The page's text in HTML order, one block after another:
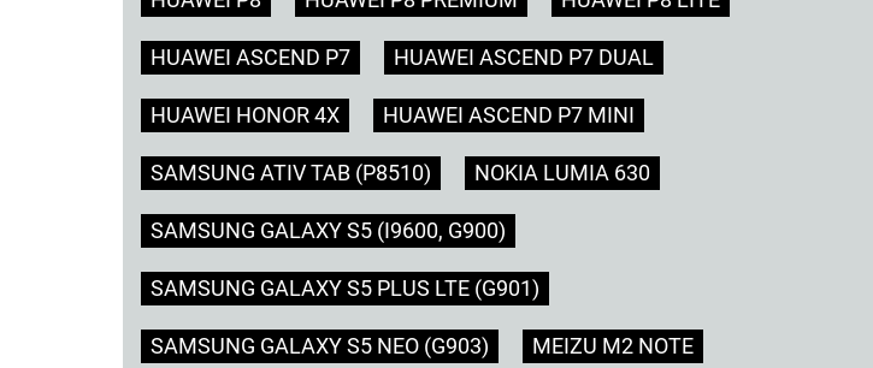
HUAWEI ASCEND P7 HUAWEI ASCEND P7 DUAL
HUAWEI HONOR 4X HUAWEI ASCEND P7 MINI
SAMSUNG ATIV TAB (P8510) NOKIA LUMIA 630
SAMSUNG GALAXY S5 (I9600, G900)
SAMSUNG GALAXY S5 PLUS LTE (G901)
SAMSUNG GALAXY S5 NEO (G903) MEIZU M2 NOTE